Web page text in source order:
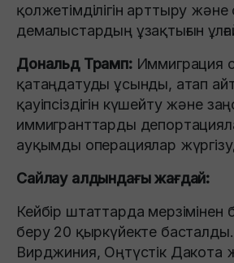
қолжетімділігін арттыру
демалыстардың ұзақтығын
Дональд Трамп:Иммиграция
қатаңдатуды ұсынды, атап
қауіпсіздігін күшейту және
иммигранттарды
ауқымды операциялар
Сайлау алдындағы жағдай:
Кейбір штаттарда мерзімінен
беру 20 қыркүйекте
Вирджиния, Оңтүстік Дакота